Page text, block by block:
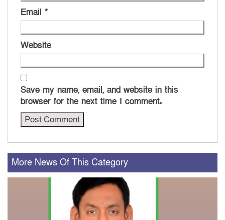
Email *
Website
Save my name, email, and website in this
browser for the next time I comment.
More News Of This Category